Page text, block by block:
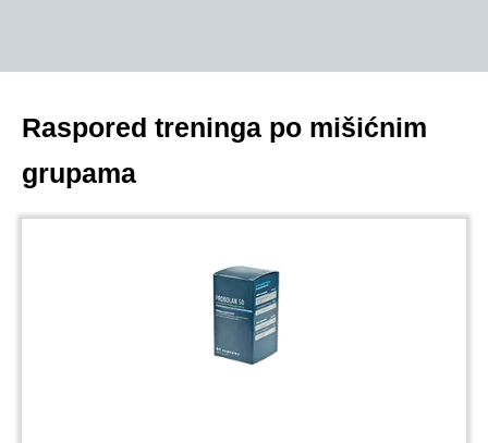
Raspored treninga po mišićnim
grupama